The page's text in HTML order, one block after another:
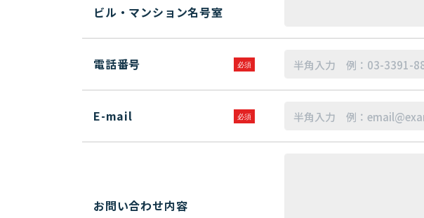
ビル・マンション名号室
電話番号
E-mail
お問い合わせ内容